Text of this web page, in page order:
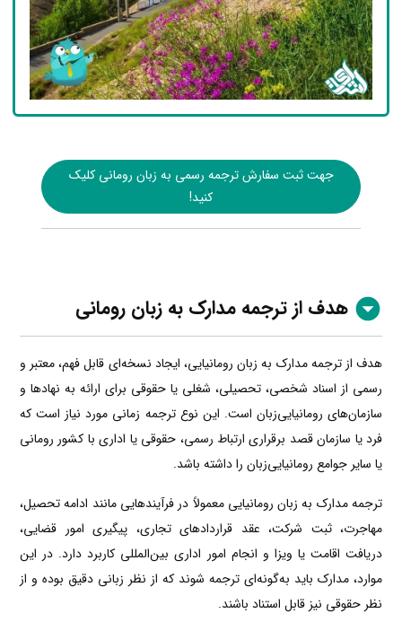
جهت ثبت سفارش ترجمه رسمی به زبان رومانی کلیک
کنید!
هدف از ترجمه مدارک به زبان رومانی
هدف از ترجمه مدارک به زبان رومانیایی، ایجاد نسخه‌ای قابل فهم، معتبر و
رسمی از اسناد شخصی، تحصیلی، شغلی یا حقوقی برای ارائه به نهادها و
سازمان‌های رومانیایی‌زبان است. این نوع ترجمه زمانی مورد نیاز است که
فرد یا سازمان قصد برقراری ارتباط رسمی، حقوقی یا اداری با کشور رومانی
یا سایر جوامع رومانیایی‌زبان را داشته باشد.
ترجمه مدارک به زبان رومانیایی معمولاً در فرآیندهایی مانند ادامه تحصیل،
مهاجرت، ثبت شرکت، عقد قراردادهای تجاری، پیگیری امور قضایی،
دریافت اقامت یا ویزا و انجام امور اداری بین‌المللی کاربرد دارد. در این
موارد، مدارک باید به‌گونه‌ای ترجمه شوند که از نظر زبانی دقیق بوده و از
نظر حقوقی نیز قابل استناد باشند.